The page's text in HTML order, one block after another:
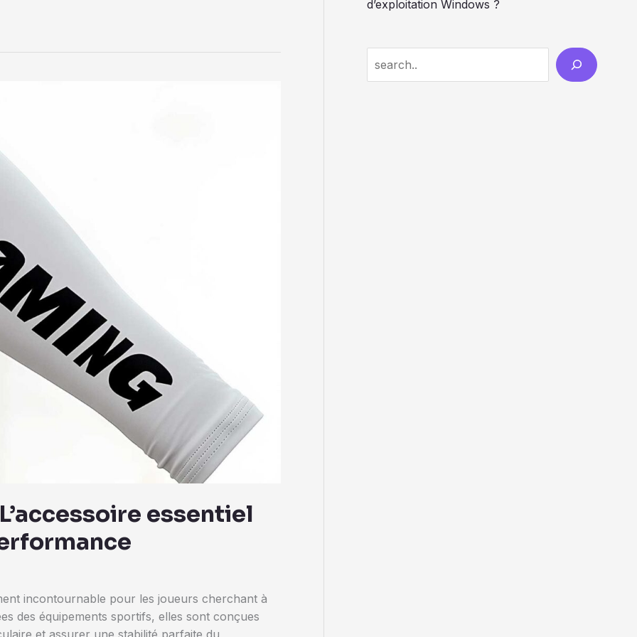
essentiel
incontournable pour les joueurs cherchant à
des équipements sportifs, elles sont conçues
d’exploitation Windows ?